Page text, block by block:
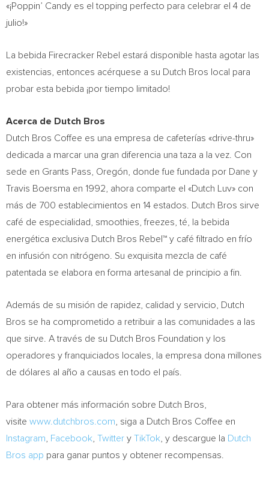
«¡Poppin’ Candy es el topping perfecto para celebrar el 4 de
julio!»
La bebida Firecracker Rebel estará disponible hasta agotar las
existencias, entonces acérquese a su Dutch Bros local para
probar esta bebida ¡por tiempo limitado!
Acerca de Dutch Bros
Dutch Bros Coffee es una empresa de cafeterías «drive-thru»
dedicada a marcar una gran diferencia una taza a la vez. Con
sede en Grants Pass, Oregón, donde fue fundada por Dane y
Travis Boersma en 1992, ahora comparte el «Dutch Luv» con
más de 700 establecimientos en 14 estados. Dutch Bros sirve
café de especialidad, smoothies, freezes, té, la bebida
energética exclusiva Dutch Bros Rebel™ y café filtrado en frío
en infusión con nitrógeno. Su exquisita mezcla de café
patentada se elabora en forma artesanal de principio a fin.
Además de su misión de rapidez, calidad y servicio, Dutch
Bros se ha comprometido a retribuir a las comunidades a las
que sirve. A través de su Dutch Bros Foundation y los
operadores y franquiciados locales, la empresa dona millones
de dólares al año a causas en todo el país.
Para obtener más información sobre Dutch Bros,
visite www.dutchbros.com , siga a Dutch Bros Coffee en
Instagram
Facebook Twitter y TikTok , y descargue la Dutch
Bros app para ganar puntos y obtener recompensas.